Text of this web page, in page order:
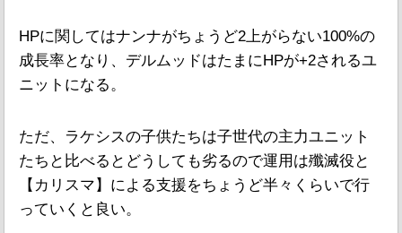
HPに関してはナンナがちょうど2上がらない100%の
成長率となり、デルムッドはたまにHPが+2されるユ
ニットになる。
ただ、ラケシスの子供たちは子世代の主力ユニット
たちと比べるとどうしても劣るので運用は殲滅役と
【カリスマ】による支援をちょうど半々くらいで行
っていくと良い。